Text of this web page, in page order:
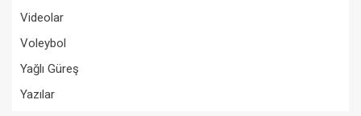
Videolar
Voleybol
Yağlı Güreş
Yazılar